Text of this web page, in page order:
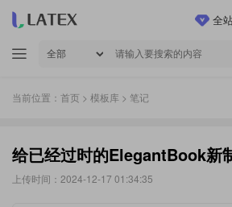
全
当前位置： 首页 > 模板库 > 笔记
给已经过时的ElegantBook新
上传时间：2024-12-17 01:34:35